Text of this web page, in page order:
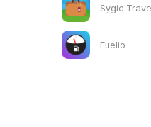
Sygic
Fuelio